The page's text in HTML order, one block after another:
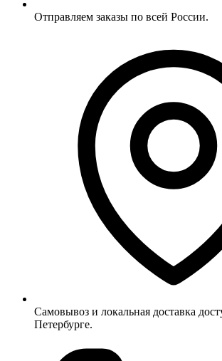
Отправляем заказы по всей России.
Самовывоз и локальная доставка
Петербурге.